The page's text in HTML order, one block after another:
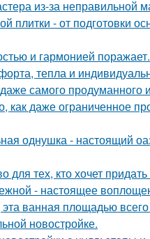
из-за неправильной
плитки - от подготовки
и гармонией поражает.
тепла и
самого продуманного
как даже ограниченное
однушка - настоящий
для тех, кто хочет
- настоящее
ванная площадью всего
новостройке.